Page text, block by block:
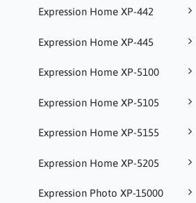
Expression Home XP-442
Expression Home XP-445
Expression Home XP-5100
Expression Home XP-5105
Expression Home XP-5155
Expression Home XP-5205
Expression Photo XP-15000